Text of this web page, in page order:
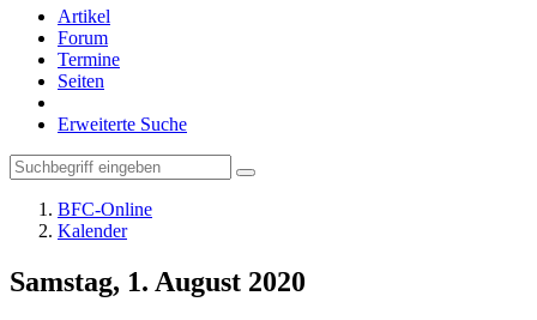
Artikel
Forum
Termine
Seiten
Erweiterte Suche
BFC-Online
Kalender
Samstag, 1. August 2020